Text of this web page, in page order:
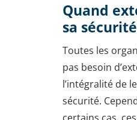
Quand
sa
Toutes les
pas besoin
l’intégralité de
sécurité.